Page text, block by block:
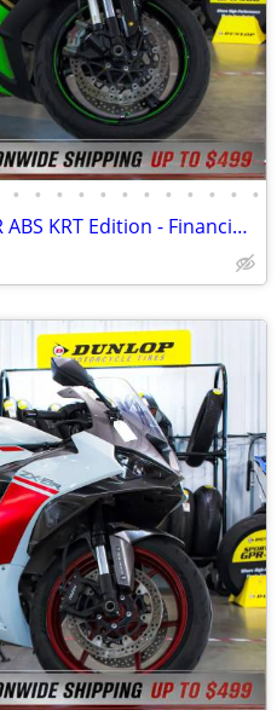
• • • • • • • • • • • •
2020 Kawasaki Ninja ZX-10R ABS KRT Edition - Financing Available!